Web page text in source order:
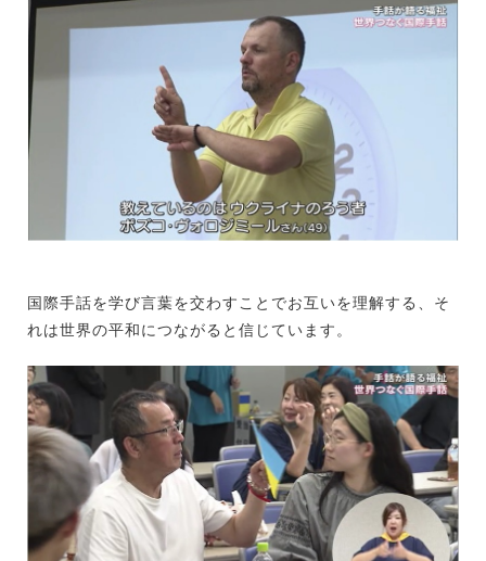
国際手話を学び言葉を交わすことでお互いを理解する、そ
れは世界の平和につながると信じています。